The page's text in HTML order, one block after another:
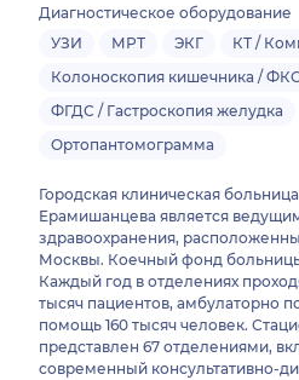
Диагностическое оборудование
УЗИ
МРТ ЭКГ
КТ /
Колоноскопия кишечника / ФКС
ФГДС / Гастроскопия желудка
Ортопантомограмма
Городская клиническая
Ерамишанцева является
здравоохранения,
Москвы. Коечный фонд больницы
Каждый год в отделениях
тысяч пациентов, амбулаторно
помощь 160 тысяч человек.
представлен 67 отделениями,
современный консультативно-